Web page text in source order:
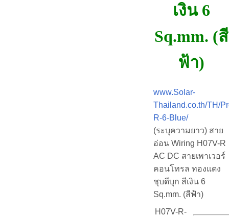
เงิน 6
Sq.mm. (สี
ฟ้า)
www.Solar-
Thailand.co.th/TH/
R-6-Blue/
(ระบุความยาว) สาย
อ่อน Wiring H07V-R
AC DC สายเพาเวอร์
คอนโทรล ทองแดง
ชุบดีบุก สีเงิน 6
Sq.mm. (สีฟ้า)
H07V-R-